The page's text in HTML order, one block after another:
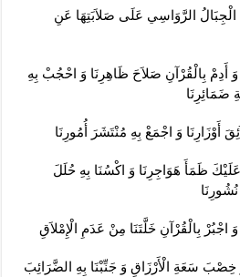
الرَّوَاسِي عَلَى صَلاَبَتِهَا عَنِ
أَدِمْ بِالْقُرْآنِ صَلاَحَ ظَاهِرِنَا وَ احْجُبْ بِهِ
أَوْزَارِنَا وَ اجْمَعْ بِهِ مُنْتَشَرَ أُمُورِنَا
ظَمَأَ هَوَاجِرِنَا وَ اكْسُنَا بِهِ حُلَلَ
بِالْقُرْآنِ خَلَّتَنَا مِنْ عَدَمِ الْإِمْلاَقِ‏
سَعَةِ الْأَرْزَاقِ وَ جَنِّبْنَا بِهِ الضَّرَائِبَ